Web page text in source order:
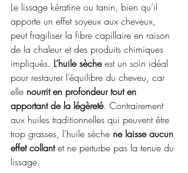
Le lissage kératine ou tanin, bien qu’il
apporte un effet soyeux aux cheveux,
peut fragiliser la fibre capillaire en raison
de la chaleur et des produits chimiques
impliqués. L’huile sèche est un soin idéal
pour restaurer l’équilibre du cheveu, car
elle nourrit en profondeur tout en
apportant de la légèreté. Contrairement
aux huiles traditionnelles qui peuvent être
trop grasses, l’huile sèche ne laisse aucun
effet collant et ne perturbe pas la tenue du
lissage.